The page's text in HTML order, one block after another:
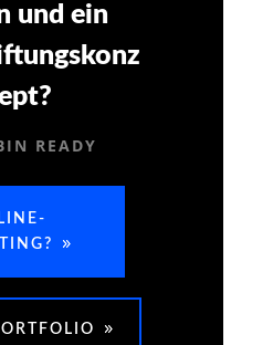
und ein
READY